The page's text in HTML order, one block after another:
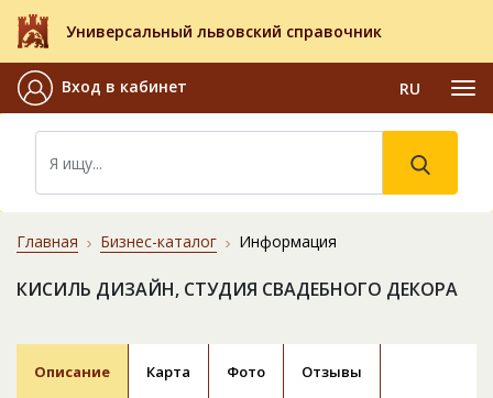
Универсальный львовский справочник
Вход в кабинет RU
Главная Бизнес-каталог Информация
КИСИЛЬ ДИЗАЙН, СТУДИЯ СВАДЕБНОГО ДЕКОРА
Описание Карта Фото Отзывы